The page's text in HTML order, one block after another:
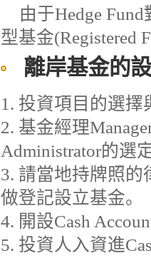
由于Hedge
型基金(Registered
離岸基金的
1. 投資項目的選擇
2. 基金經理
Administrator的選
3. 請當地持牌照
做登記設立基金。
4. 開設Cash
5. 投資人入資進